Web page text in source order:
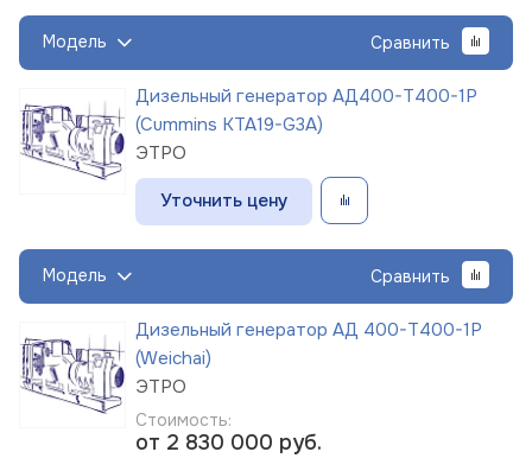
Модель Сравнить
Дизельный генератор АД400-Т400-1Р
(Cummins KTA19-G3A)
ЭТРО
Уточнить цену
Модель Сравнить
Дизельный генератор АД 400-Т400-1Р
(Weichai)
ЭТРО
Стоимость:
от 2 830 000 руб.